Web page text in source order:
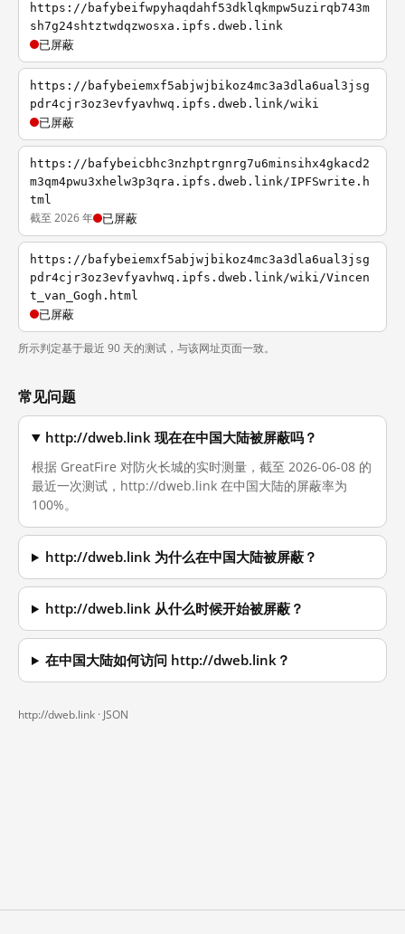
https://bafybeifwpyhaqdahf53dklqkmpw5uzirqb743m
sh7g24shtztwdqzwosxa.ipfs.dweb.link
已屏蔽
https://bafybeiemxf5abjwjbikoz4mc3a3dla6ual3jsg
pdr4cjr3oz3evfyavhwq.ipfs.dweb.link/wiki
已屏蔽
https://bafybeicbhc3nzhptrgnrg7u6minsihx4gkacd2
m3qm4pwu3xhelw3p3qra.ipfs.dweb.link/IPFSwrite.h
tml
截至 2026 年 已屏蔽
https://bafybeiemxf5abjwjbikoz4mc3a3dla6ual3jsg
pdr4cjr3oz3evfyavhwq.ipfs.dweb.link/wiki/Vincen
t_van_Gogh.html
已屏蔽
所示判定基于最近 90 天的测试，与该网址页面一致。
常见问题
http://dweb.link 现在在中国大陆被屏蔽吗？
根据 GreatFire 对防火长城的实时测量，截至 2026-06-08 的
最近一次测试，http://dweb.link 在中国大陆的屏蔽率为
100%。
http://dweb.link 为什么在中国大陆被屏蔽？
http://dweb.link 从什么时候开始被屏蔽？
在中国大陆如何访问 http://dweb.link？
http://dweb.link · JSON